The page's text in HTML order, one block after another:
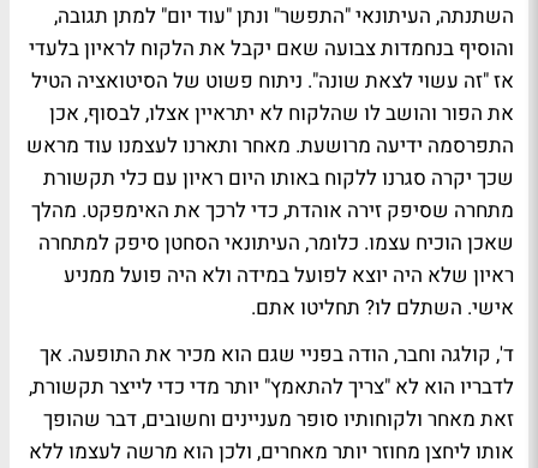
השתנתה, העיתונאי "התפשר" ונתן "עוד יום" למתן תגובה,
והוסיף בנחמדות צבועה שאם יקבל את הלקוח לראיון בלעדי
אז "זה עשוי לצאת שונה". ניתוח פשוט של הסיטואציה הטיל
את הפור והושב לו שהלקוח לא יתראיין אצלו, לבסוף, אכן
התפרסמה ידיעה מרושעת. מאחר ותארנו לעצמנו עוד מראש
שכך יקרה סגרנו ללקוח באותו היום ראיון עם כלי תקשורת
מתחרה שסיפק זירה אוהדת, כדי לרכך את האימפקט. מהלך
שאכן הוכיח עצמו. כלומר, העיתונאי הסחטן סיפק למתחרה
ראיון שלא היה יוצא לפועל במידה ולא היה פועל ממניע
אישי. השתלם לו? תחליטו אתם.
ד', קולגה וחבר, הודה בפניי שגם הוא מכיר את התופעה. אך
לדבריו הוא לא "צריך להתאמץ" יותר מדי כדי לייצר תקשורת,
זאת מאחר ולקוחותיו סופר מעניינים וחשובים, דבר שהופך
אותו ליחצן מחוזר יותר מאחרים, ולכן הוא מרשה לעצמו ללא